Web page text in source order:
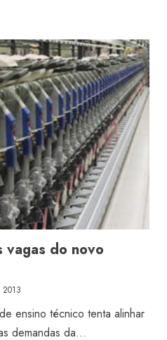
do novo
ensino técnico tenta alinhar
demandas da...